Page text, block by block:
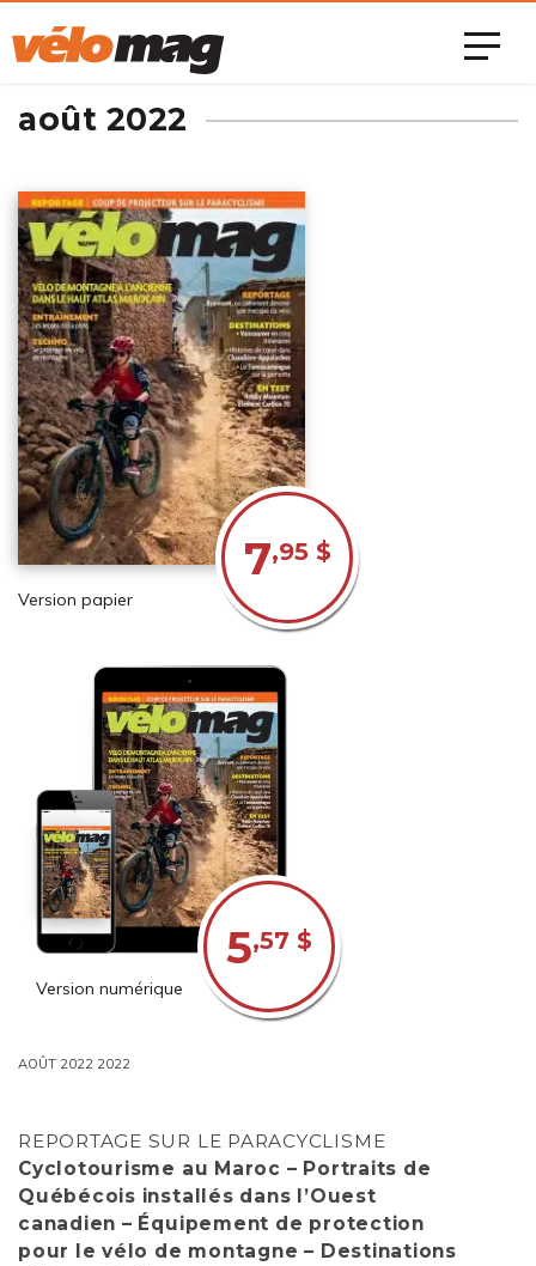
août 2022
7,95 $
Version papier
5,57 $
Version numérique
AOÛT 2022 2022
REPORTAGE SUR LE PARACYCLISME
Cyclotourisme au Maroc – Portraits de
Québécois installés dans l’Ouest
canadien – Équipement de protection
pour le vélo de montagne – Destinations